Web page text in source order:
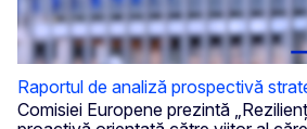
Raportul de analiză prospectivă
Comisiei Europene prezintă